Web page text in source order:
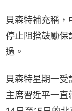
貝森特補充稱，
停止阻擋鼓勵保
過。
貝森特星期一
主席習近平一直